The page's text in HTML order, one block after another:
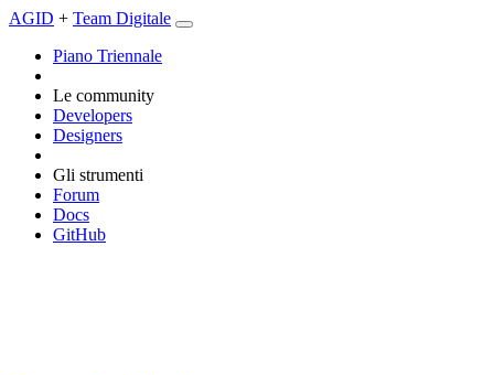
AGID + Team Digitale
Piano Triennale
Le community
Developers
Designers
Gli strumenti
Forum
Docs
GitHub